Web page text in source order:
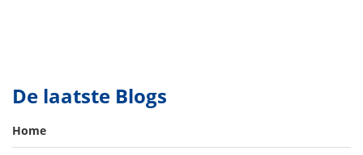
De laatste Blogs
Home